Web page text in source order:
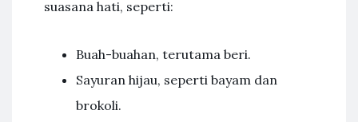
suasana hati, seperti:
Buah-buahan, terutama beri.
Sayuran hijau, seperti bayam dan
brokoli.